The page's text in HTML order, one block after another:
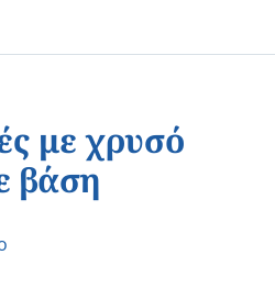
με χρυσό
βάση